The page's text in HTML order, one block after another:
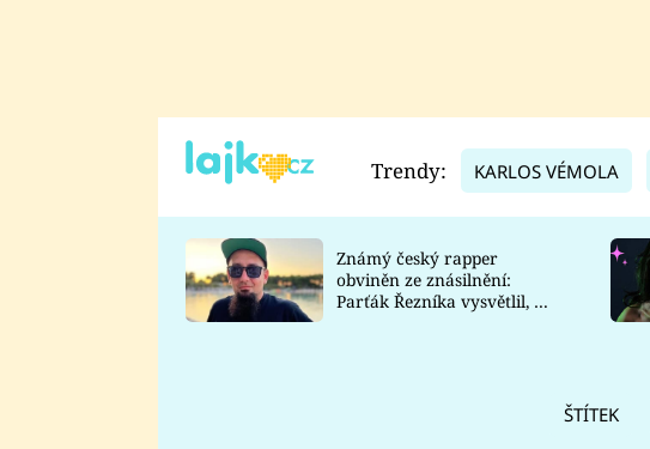
TADEÁŠ KUBĚNKA
DATEL
Trendy: KARLOS VÉMOLA
Známý český rapper
obviněn ze znásilnění:
Parťák Řezníka vysvětlil, co
ŠTÍTEK